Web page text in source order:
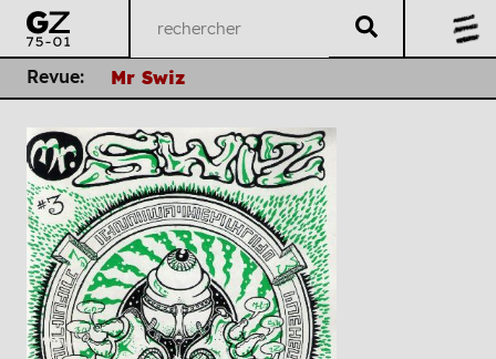
Revue: Mr Swiz